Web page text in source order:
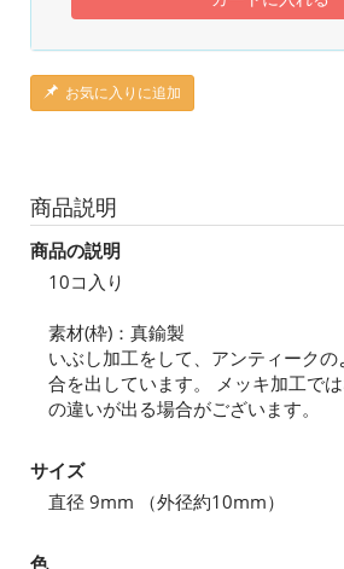
お気に入りに追加
商品説明
商品の説明
10コ入り
素材(枠)：真鍮製
いぶし加工をして、アンティーク
合を出しています。 メッキ加工で
の違いが出る場合がございます。
サイズ
直径 9mm （外径約10mm）
色